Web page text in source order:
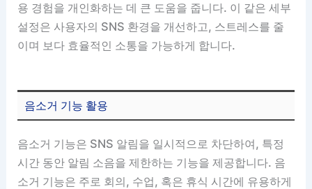
용 경험을 개인화하는 데 큰 도움을 줍니다. 이 같은 세부
설정은 사용자의 SNS 환경을 개선하고, 스트레스를 줄
이며 보다 효율적인 소통을 가능하게 합니다.
음소거 기능 활용
음소거 기능은 SNS 알림을 일시적으로 차단하여, 특정
시간 동안 알림 소음을 제한하는 기능을 제공합니다. 음
소거 기능은 주로 회의, 수업, 혹은 휴식 시간에 유용하게